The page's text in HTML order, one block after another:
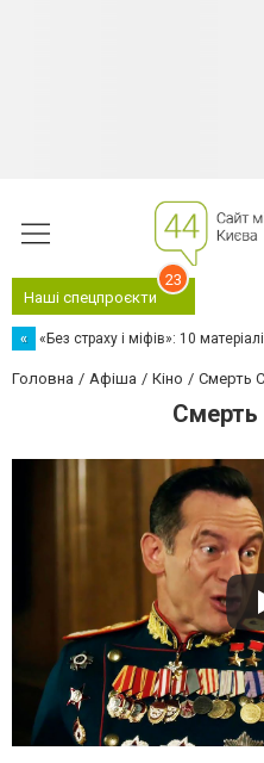
Наші спецпроєкти
23
« «Без страху і міфів»: 10
Головна Афіша Кіно Смерть
Смерть